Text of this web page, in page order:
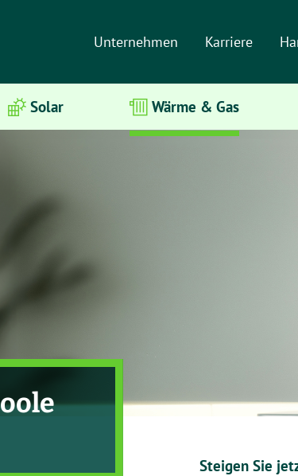
Unternehmen Karriere
Solar Wärme & Gas
Steigen Sie